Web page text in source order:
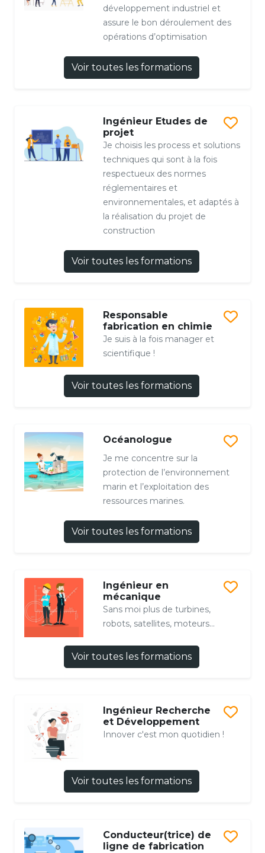
développement industriel et
assure le bon déroulement des
opérations d’optimisation
Voir toutes les formations
Ingénieur Etudes de
projet
Je choisis les process et solutions
techniques qui sont à la fois
respectueux des normes
réglementaires et
environnementales, et adaptés à
la réalisation du projet de
construction
Voir toutes les formations
Responsable
fabrication en chimie
Je suis à la fois manager et
scientifique !
Voir toutes les formations
Océanologue
Je me concentre sur la
protection de l’environnement
marin et l’exploitation des
ressources marines.
Voir toutes les formations
Ingénieur en
mécanique
Sans moi plus de turbines,
robots, satellites, moteurs...
Voir toutes les formations
Ingénieur Recherche
et Développement
Innover c'est mon quotidien !
Voir toutes les formations
Conducteur(trice) de
ligne de fabrication